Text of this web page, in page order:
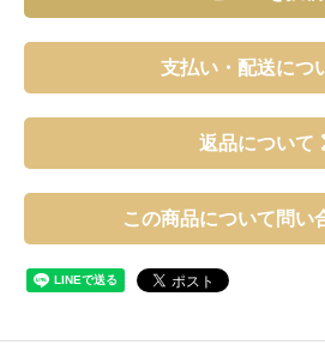
支払い・配送につ
返品について
この商品について問い